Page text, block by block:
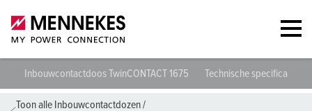
Inbouwcontactdoos TwinCONTACT 1675 Technische specificaties
Toon alle Inbouwcontactdozen/